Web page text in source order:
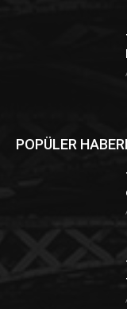
POPÜLER